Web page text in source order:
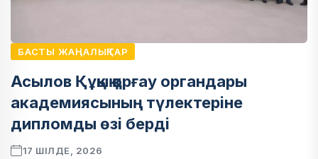
БАСТЫ ЖАҢАЛЫҚТАР
Асылов Құқық қорғау органдары
академиясының түлектеріне
дипломды өзі берді
17 ШІЛДЕ, 2026